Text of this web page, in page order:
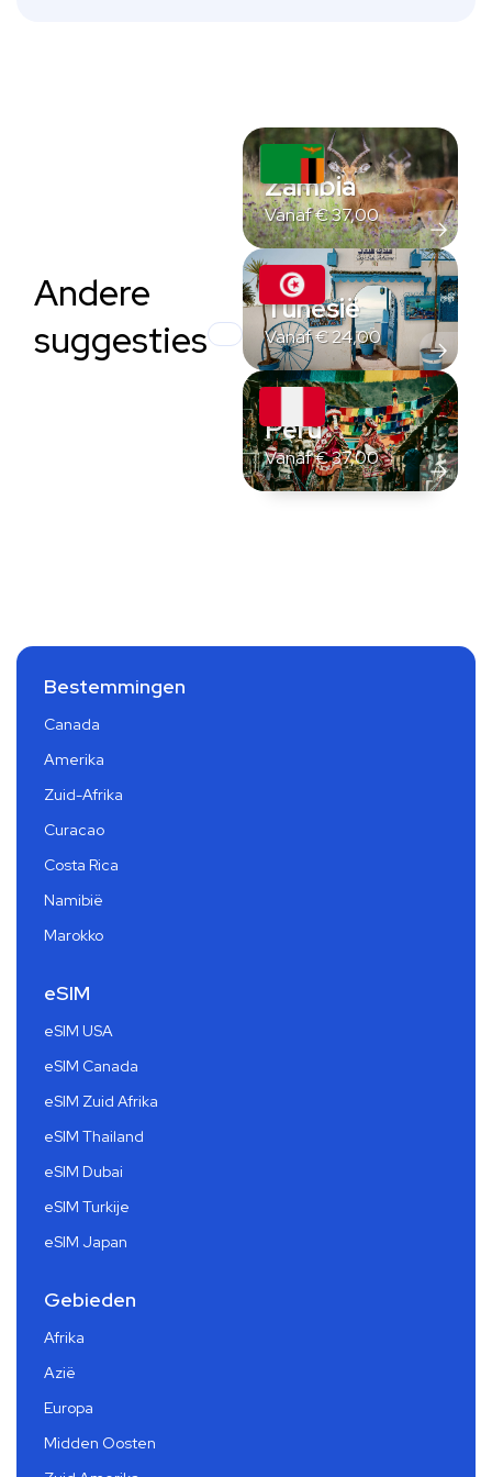
Andere
suggesties
Zambia
Vanaf€37,00
Tunesië
Vanaf€24,00
Peru
Vanaf€37,00
Bestemmingen
Canada
Amerika
Zuid-Afrika
Curacao
Costa Rica
Namibië
Marokko
eSIM
eSIM USA
eSIM Canada
eSIM Zuid Afrika
eSIM Thailand
eSIM Dubai
eSIM Turkije
eSIM Japan
Gebieden
Afrika
Azië
Europa
Midden Oosten